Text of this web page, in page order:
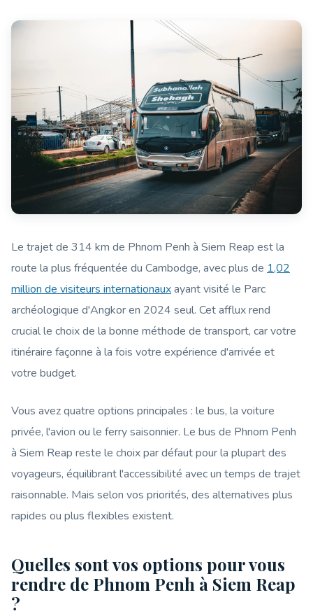
Le trajet de 314 km de Phnom Penh à Siem Reap est la
route la plus fréquentée du Cambodge, avec plus de 1,02
million de visiteurs internationauxayant visité le Parc
archéologique d'Angkor en 2024 seul. Cet afflux rend
crucial le choix de la bonne méthode de transport, car votre
itinéraire façonne à la fois votre expérience d'arrivée et
votre budget.
Vous avez quatre options principales : le bus, la voiture
privée, l'avion ou le ferry saisonnier. Le bus de Phnom Penh
à Siem Reap reste le choix par défaut pour la plupart des
voyageurs, équilibrant l'accessibilité avec un temps de trajet
raisonnable. Mais selon vos priorités, des alternatives plus
rapides ou plus flexibles existent.
Quelles sont vos options pour vous
rendre de Phnom Penh à Siem Reap
?